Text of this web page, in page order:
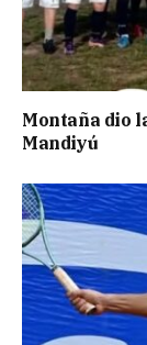
Montaña dio
Mandiyú